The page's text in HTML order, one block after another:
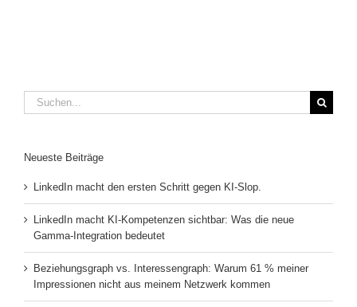
Suche
nach:
Neueste Beiträge
LinkedIn macht den ersten Schritt gegen KI-Slop.
LinkedIn macht KI-Kompetenzen sichtbar: Was die neue
Gamma-Integration bedeutet
Beziehungsgraph vs. Interessengraph: Warum 61 % meiner
Impressionen nicht aus meinem Netzwerk kommen